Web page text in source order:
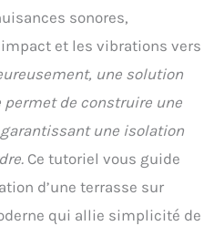
sonores,
et les vibrations vers
une solution
de construire une
une isolation
Ce tutoriel vous guide
d’une terrasse sur
qui allie simplicité de